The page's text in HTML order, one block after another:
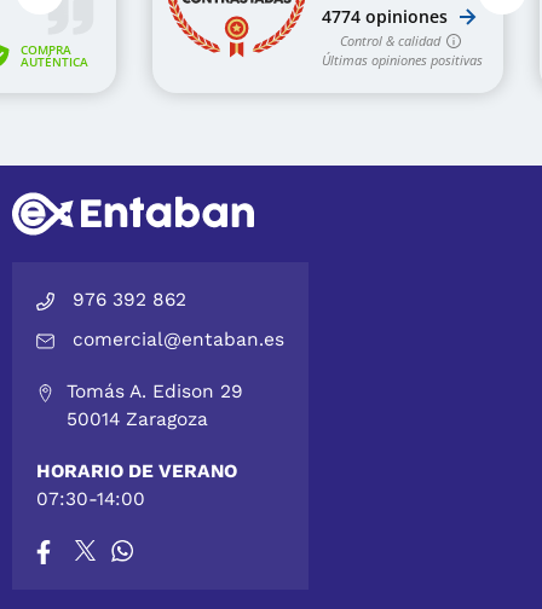
976 392 862
comercial@entaban.es
Tomás A. Edison 29
50014 Zaragoza
HORARIO DE VERANO
07:30-14:00